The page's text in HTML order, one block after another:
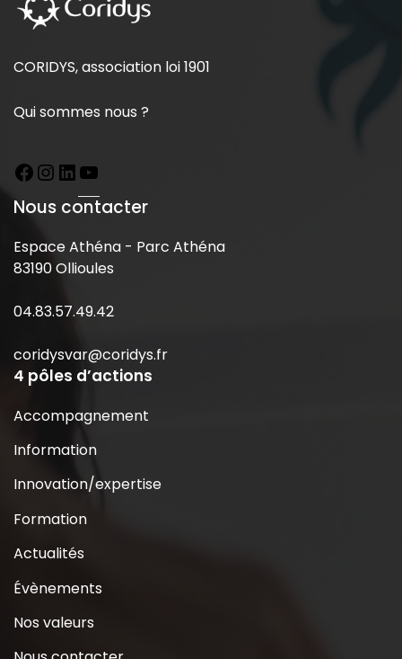
CORIDYS, association loi 1901
Qui sommes nous ?
Nous contacter
Espace Athéna - Parc Athéna
83190 Ollioules
04.83.57.49.42
coridysvar@coridys.fr
4 pôles d’actions
Accompagnement
Information
Innovation/expertise
Formation
Actualités
Évènements
Nos valeurs